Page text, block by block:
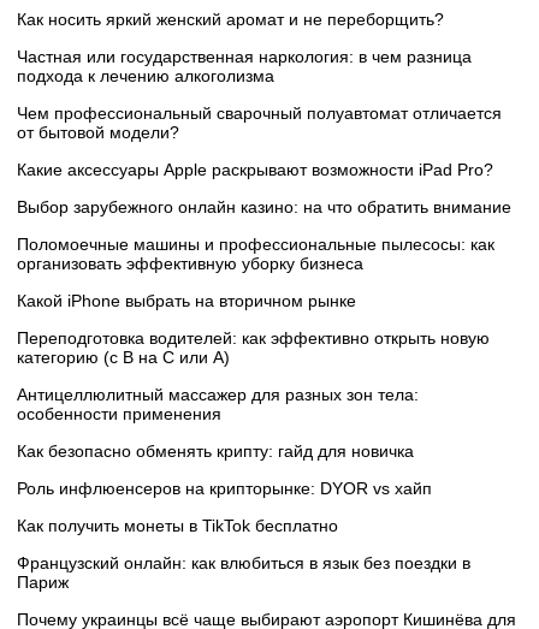
Как носить яркий женский аромат и не переборщить?
Частная или государственная наркология: в чем разница
подхода к лечению алкоголизма
Чем профессиональный сварочный полуавтомат отличается
от бытовой модели?
Какие аксессуары Apple раскрывают возможности iPad Pro?
Выбор зарубежного онлайн казино: на что обратить внимание
Поломоечные машины и профессиональные пылесосы: как
организовать эффективную уборку бизнеса
Какой iPhone выбрать на вторичном рынке
Переподготовка водителей: как эффективно открыть новую
категорию (с B на C или А)
Антицеллюлитный массажер для разных зон тела:
особенности применения
Как безопасно обменять крипту: гайд для новичка
Роль инфлюенсеров на крипторынке: DYOR vs хайп
Как получить монеты в TikTok бесплатно
Французский онлайн: как влюбиться в язык без поездки в
Париж
Почему украинцы всё чаще выбирают аэропорт Кишинёва для